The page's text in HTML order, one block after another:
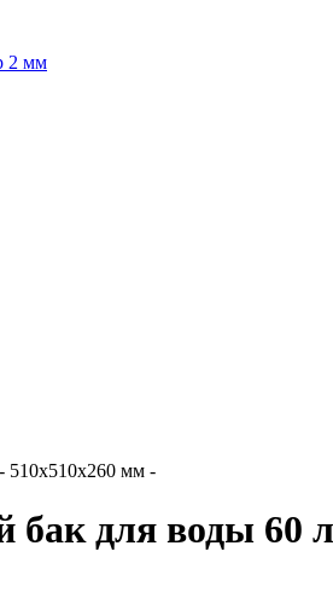
2 мм
510х510х260 мм -
для воды 60